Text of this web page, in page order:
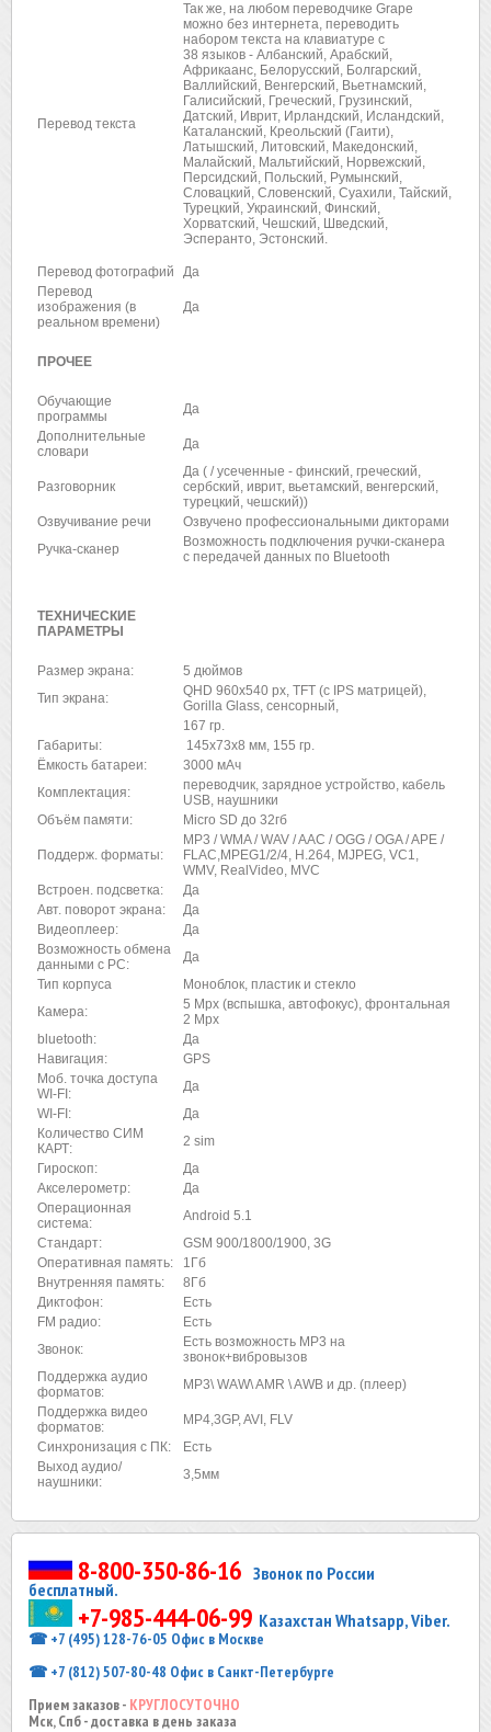
Перевод текста
Так же, на любом переводчике Grape
можно без интернета, переводить
набором текста на клавиатуре с
38 языков - Албанский, Арабский,
Африкаанс, Белорусский, Болгарский,
Валлийский, Венгерский, Вьетнамский,
Галисийский, Греческий, Грузинский,
Датский, Иврит, Ирландский, Исландский,
Каталанский, Креольский (Гаити),
Латышский, Литовский, Македонский,
Малайский, Мальтийский, Норвежский,
Персидский, Польский, Румынский,
Словацкий, Словенский, Суахили, Тайский,
Турецкий, Украинский, Финский,
Хорватский, Чешский, Шведский,
Эсперанто, Эстонский.
Перевод фотографий
Да
Перевод
изображения (в
реальном времени)
Да
ПРОЧЕЕ
Обучающие
программы
Да
Дополнительные
словари
Да
Разговорник
Да ( / усеченные - финский, греческий,
сербский, иврит, вьетамский, венгерский,
турецкий, чешский))
Озвучивание речи
Озвучено профессиональными дикторами
Ручка-сканер
Возможность подключения ручки-сканера
с передачей данных по Bluetooth
ТЕХНИЧЕСКИЕ
ПАРАМЕТРЫ
Размер экрана:
5 дюймов
Тип экрана:
QHD 960x540 px, TFT (с IPS матрицей),
Gorilla Glass, сенсорный,
167 гр.
Габариты:
145х73х8 мм, 155 гр.
Ёмкость батареи:
3000 мАч
Комплектация:
переводчик, зарядное устройство, кабель
USB, наушники
Объём памяти:
Micro SD до 32гб
Поддерж. форматы:
MP3 / WMA / WAV / AAC / OGG / OGA / APE /
FLAC,MPEG1/2/4, H.264, MJPEG, VC1,
WMV, RealVideo, MVC
Встроен. подсветка:
Да
Авт. поворот экрана:
Да
Видеоплеер:
Да
Возможность обмена
данными с PC:
Да
Тип корпуса
Моноблок, пластик и стекло
Камера:
5 Mpx (вспышка, автофокус), фронтальная
2 Mpx
bluetooth:
Да
Навигация:
GPS
Моб. точка доступа
WI-FI:
Да
WI-FI:
Да
Количество СИМ
КАРТ:
2 sim
Гироскоп:
Да
Акселерометр:
Да
Операционная
система:
Android 5.1
Стандарт:
GSM 900/1800/1900, 3G
Оперативная память:
1Гб
Внутренняя память:
8Гб
Диктофон:
Есть
FM радио:
Есть
Звонок:
Есть возможность МР3 на
звонок+вибровызов
Поддержка аудио
форматов:
MP3\ WAW\ AMR \ AWB и др. (плеер)
Поддержка видео
форматов:
MP4,3GP, AVI, FLV
Синхронизация с ПК:
Есть
Выход аудио/
наушники:
3,5мм
8-800-350-86-16 Звонок по России
бесплатный.
+7-985-444-06-99 Казахстан Whatsapp, Viber.
☎ +7 (495) 128-76-05 Офис в Москве
☎ +7 (812) 507-80-48 Офис в Санкт-Петербурге
Прием заказов - КРУГЛОСУТОЧНО
Мск, Спб - доставка в день заказа